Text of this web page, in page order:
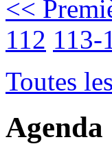
<<
112 113-
Toutes
Agenda